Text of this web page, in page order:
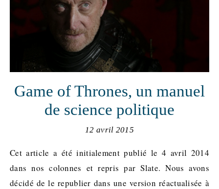
Game of Thrones, un manuel
de science politique
12 avril 2015
Cet article a été initialement publié le 4 avril 2014
dans nos colonnes et repris par Slate. Nous avons
décidé de le republier dans une version réactualisée à